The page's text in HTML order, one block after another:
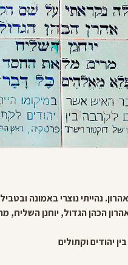
נהייתי נוצרי באמונה
הכהן הגדול, יוחנן השליח,
יהודים וקתולים